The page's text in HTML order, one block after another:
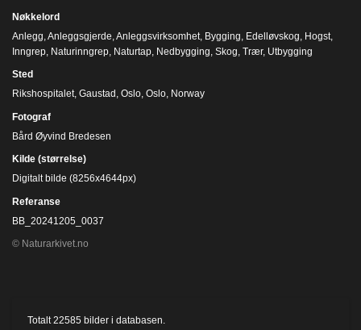
Nøkkelord
Anlegg Anleggsgjerde Anleggsvirksomhet Bygging Edelløvskog Hogst
Inngrep Naturinngrep Naturtap Nedbygging Skog Trær, Utbygging
Sted
Rikshospitalet, Gaustad, Oslo, Oslo, Norway
Fotograf
Bård Øyvind Bredesen
Kilde (størrelse)
Digitalt bilde (8256x4644px)
Referanse
BB_20241205_0037
© Naturarkivet.no
Totalt22585 bilder i databasen.